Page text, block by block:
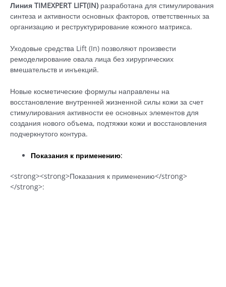
Линия TIMEXPERT LIFT(IN) разработана для стимулирования
синтеза и активности основных факторов, ответственных за
организацию и реструктурирование кожного матрикса.
Уходовые средства Lift (In) позволяют произвести
ремоделирование овала лица без хирургических
вмешательств и инъекций.
Новые косметические формулы направлены на
восстановление внутренней жизненной силы кожи за счет
стимулирования активности ее основных элементов для
создания нового объема, подтяжки кожи и восстановления
подчеркнутого контура.
Показания к применению:
<strong><strong>Показания к применению</strong>
</strong>: